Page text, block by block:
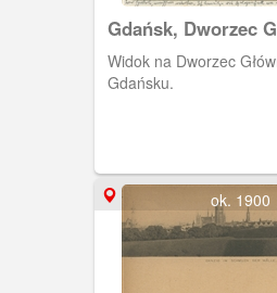
Gdańsk, Dworzec
Widok na Dworzec
Gdańsku.
ok. 1900